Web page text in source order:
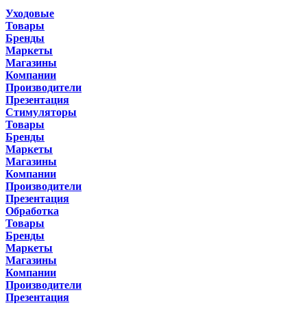
Уходовые
Товары
Бренды
Маркеты
Магазины
Компании
Производители
Презентация
Стимуляторы
Товары
Бренды
Маркеты
Магазины
Компании
Производители
Презентация
Обработка
Товары
Бренды
Маркеты
Магазины
Компании
Производители
Презентация